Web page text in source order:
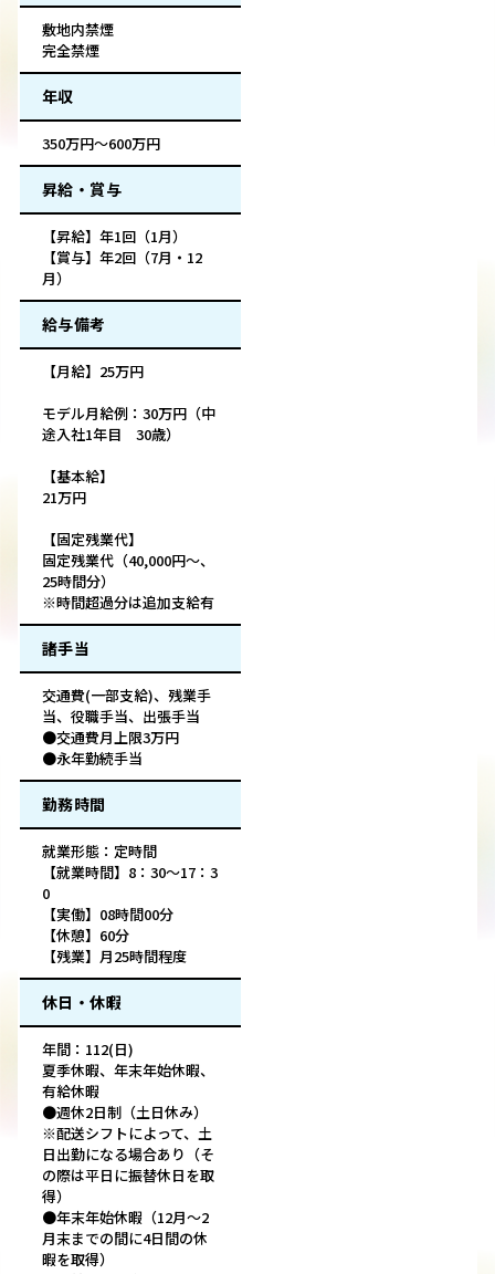
敷地内禁煙
完全禁煙
年収
350万円～600万円
昇給・賞与
【昇給】年1回（1月）
【賞与】年2回（7月・12
月）
給与備考
【月給】25万円
モデル月給例：30万円（中
途入社1年目 30歳）
【基本給】
21万円
【固定残業代】
固定残業代（40,000円～、
25時間分）
※時間超過分は追加支給有
諸手当
交通費(一部支給)、残業手
当、役職手当、出張手当
●交通費月上限3万円
●永年勤続手当
勤務時間
就業形態：定時間
【就業時間】8：30～17：3
0
【実働】08時間00分
【休憩】60分
【残業】月25時間程度
休日・休暇
年間：112(日)
夏季休暇、年末年始休暇、
有給休暇
●週休2日制（土日休み）
※配送シフトによって、土
日出勤になる場合あり（そ
の際は平日に振替休日を取
得）
●年末年始休暇（12月〜2
月末までの間に4日間の休
暇を取得）